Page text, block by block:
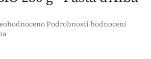
hodnocení produktu je 0,0 z 5
Podrobnosti hodnocení